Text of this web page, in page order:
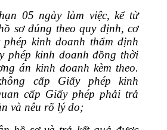
05 ngày làm việc, kể từ
sơ đúng theo quy định, cơ
kinh doanh thẩm định
phép kinh doanh đồng thời
án kinh doanh kèm theo.
cấp Giấy phép kinh
cấp Giấy phép phải trả
và nêu rõ lý do;